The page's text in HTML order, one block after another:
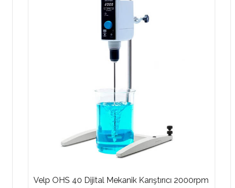
Velp OHS 40 Dijital Mekanik Karıştırıcı 2000rpm